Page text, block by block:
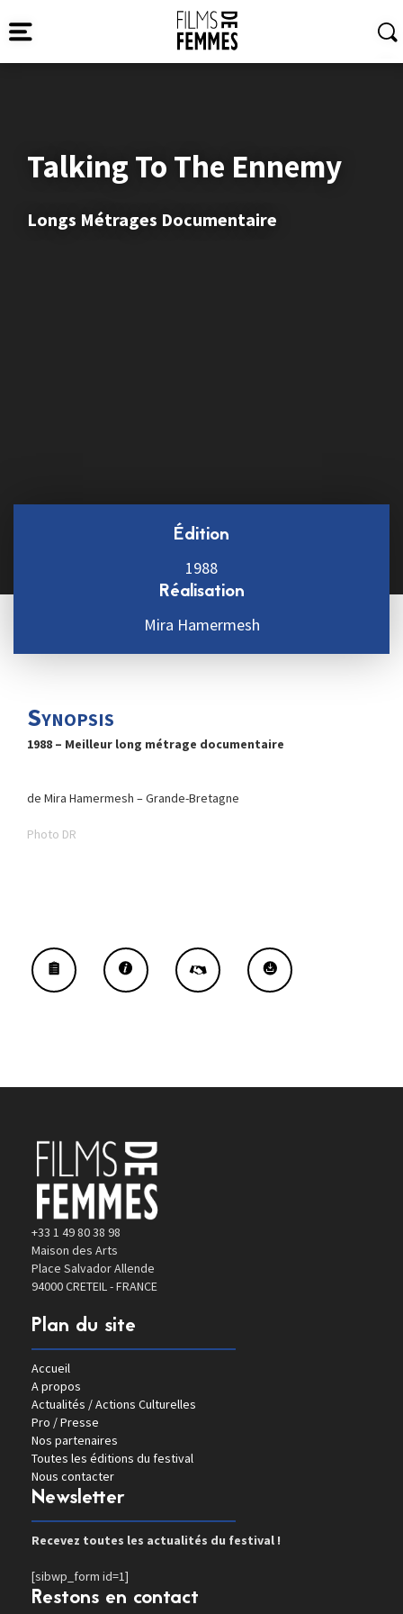
Talking To The Ennemy
Longs Métrages Documentaire
Édition
1988
Réalisation
Mira Hamermesh
Synopsis
1988 – Meilleur long métrage documentaire
de Mira Hamermesh – Grande-Bretagne
Photo DR
+33 1 49 80 38 98
Maison des Arts
Place Salvador Allende
94000 CRETEIL - FRANCE
Plan du site
Accueil
A propos
Actualités / Actions Culturelles
Pro / Presse
Nos partenaires
Toutes les éditions du festival
Nous contacter
Newsletter
Recevez toutes les actualités du festival !
[sibwp_form id=1]
Restons en contact